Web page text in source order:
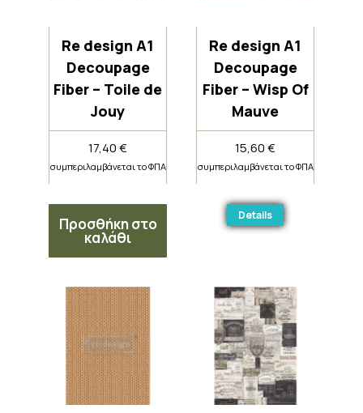
Re design A1
Decoupage
Fiber – Toile de
Jouy
17,40€
συμπεριλαμβάνεται το ΦΠΑ
Προσθήκη στο
καλάθι
Re design A1
Decoupage
Fiber – Wisp Of
Mauve
15,60€
συμπεριλαμβάνεται το ΦΠΑ
Details